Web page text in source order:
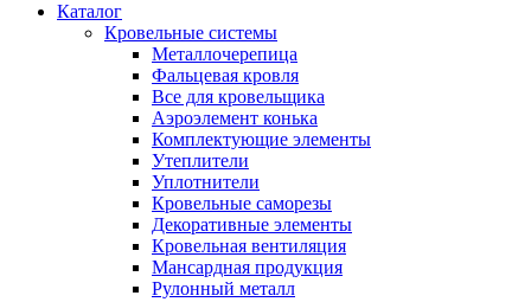
Каталог
Кровельные системы
Металлочерепица
Фальцевая кровля
Все для кровельщика
Аэроэлемент конька
Комплектующие элементы
Утеплители
Уплотнители
Кровельные саморезы
Декоративные элементы
Кровельная вентиляция
Мансардная продукция
Рулонный металл